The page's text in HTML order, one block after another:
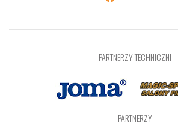
PARTNERZY TECHNICZNI
PARTNERZY